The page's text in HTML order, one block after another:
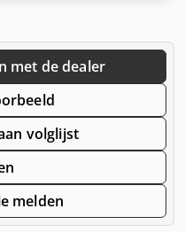
met de dealer
volglijst
melden